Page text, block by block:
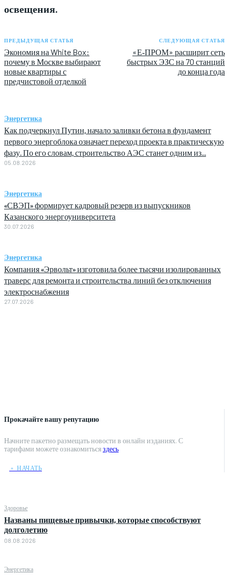
Прокачайте вашу репутацию
Начните пакетно размещать новости в онлайн изданиях. С
тарифами можете ознакомитьсяздесь
﹢ НАЧАТЬ
Здоровье
Названы пищевые привычки, которые способствуют
долголетию
08.08.2026
Энергетика
освещения.
ПРЕДЫДУЩАЯ СТАТЬЯ
Экономия на White Box:
почему в Москве выбирают
новые квартиры с
предчистовой отделкой
СЛЕДУЮЩАЯ СТАТЬЯ
«Е‑ПРОМ» расширит сеть
быстрых ЭЗС на 70 станций
до конца года
Энергетика
Как подчеркнул Путин, начало заливки бетона в фундамент
первого энергоблока означает переход проекта в практическую
фазу. По его словам, строительство АЭС станет одним из...
05.08.2026
Энергетика
«СВЭП» формирует кадровый резерв из выпускников
Казанского энергоуниверситета
30.07.2026
Энергетика
Компания «Эрвольт» изготовила более тысячи изолированных
траверс для ремонта и строительства линий без отключения
электроснабжения
27.07.2026